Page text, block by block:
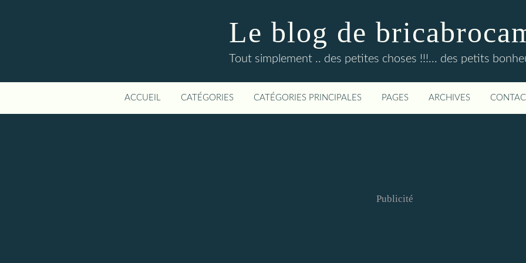
Le blog de
Tout simplement .. des petites choses !!!... des petits
ACCUEIL CATÉGORIES CATÉGORIES PRINCIPALES PAGES ARCHIVES
Publicité